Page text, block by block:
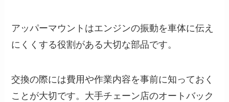
アッパーマウントはエンジンの振動を車体に伝え
にくくする役割がある大切な部品です。
交換の際には費用や作業内容を事前に知っておく
ことが大切です。大手チェーン店のオートバック